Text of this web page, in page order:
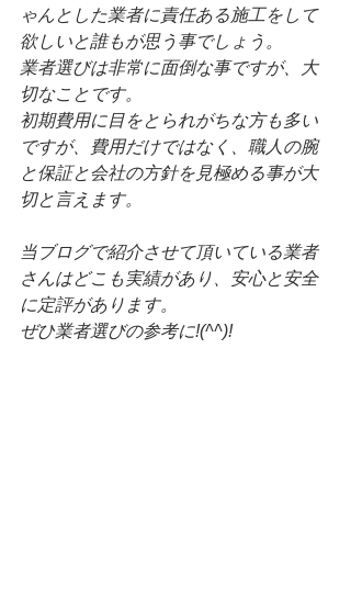
ゃんとした業者に責任ある施工をして
欲しいと誰もが思う事でしょう。
業者選びは非常に面倒な事ですが、大
切なことです。
初期費用に目をとられがちな方も多い
ですが、費用だけではなく、職人の腕
と保証と会社の方針を見極める事が大
切と言えます。
当ブログで紹介させて頂いている業者
さんはどこも実績があり、安心と安全
に定評があります。
ぜひ業者選びの参考に!(^^)!